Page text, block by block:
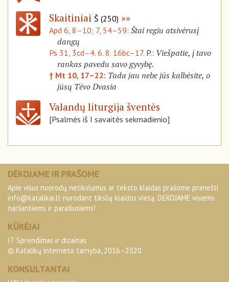
Skaitiniai Š (250)
Apd 6, 8–10; 7, 54–59: Štai regiu atsivėrusį
dangų
Ps 31, 3cd–4. 6. 8. 16bc–17. P.: Viešpatie, į tavo
rankas pavedu savo gyvybę.
† Mt 10, 17–22: Tada jau nebe jūs kalbėsite, o
jūsų Tėvo Dvasia
Valandų liturgija šventės
[Psalmės iš I savaitės sekmadienio]
DĖKOJAME IR PRAŠOME
Apie visus nuorodų netikslumus ar teksto klaidas prašome pranešti
info@katalikai.lt nurodant tikslią klaidos vietą. DĖKOJAME visiems
naršantiems ir parašiusiems!
KŪRĖJAI
IT Sprendimas ir dizainas
© Katalikų interneto tarnyba, 2016–2020
KONSULTANTAI